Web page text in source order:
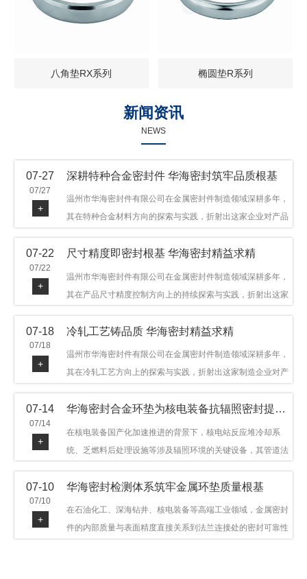
八角垫RX系列 椭圆垫R系列
新闻资讯
NEWS
07-27
07/27
+
深耕特种合金密封件 华海密封筑牢品质根基
温州市华海密封件有限公司在金属密封件制造领域深耕多年，
其在特种合金材料方向的探索与实践，折射出这家企业对产品
品，可提供多种材质方案，在石油机械、管道法兰、采油树、
07-22
07/22
+
尺寸精度即密封根基 华海密封精益求精
温州市华海密封件有限公司在金属密封件制造领域深耕多年，
其在产品尺寸精度控制方向上的持续探索与实践，折射出这家
产品，广泛应用于石油机械、管道法兰、采油树、井口装置等
领域。本文从尺寸精度的技术内涵及企业工艺积累等角度，呈
现华海密封在该领域的务实探索与稳步发展。
07-18
07/18
+
冷轧工艺铸品质 华海密封精益求精
温州市华海密封件有限公司在金属密封件制造领域深耕多年，
其在冷轧工艺方向上的探索与实践，折射出这家制造企业对产
品，广泛应用于石油机械、管道法兰、采油树、井口装置等领
步发展。
07-14
07/14
+
华海密封合金环垫为核电装备抗辐照密封提供可靠保障
在核电装备国产化加速推进的背景下，核电站反应堆冷却系
统、乏燃料后处理设施等涉及辐照环境的关键设备，其管道法
定与密封可靠。温州市华海密封件科技有限公司深耕金属密封
领域二十余年，依托八角垫、椭圆垫及RX/BX系列高压环垫等
全系列产品，以特种合金材质体系，为核电装备抗辐照密封提
供针对性配套方案。
07-10
07/10
+
华海密封检测体系筑牢金属环垫质量根基
在石油化工、深海钻井、核电装备等高端工业领域，金属密封
件的内部质量与表面精度直接关系到法兰连接处的密封可靠性